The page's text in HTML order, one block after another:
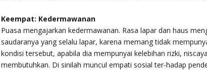
Keempat: Kedermawanan
Puasa mengajarkan kedermawanan. Rasa lapar dan haus
saudaranya yang selalu lapar, karena memang tidak
kondisi tersebut, apabila dia mempunyai kelebihan rizki,
membutuhkan. Di sinilah muncul empati sosial ter-hadap